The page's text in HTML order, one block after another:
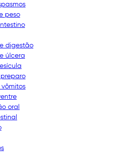
peso
digestão
úlcera
preparo
vômitos
oral